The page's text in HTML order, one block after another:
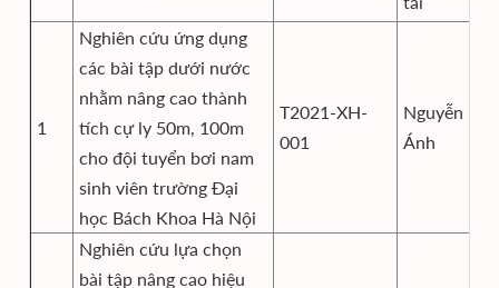
1
Nghiên cứu ứng dụng
các bài tập dưới nước
nhằm nâng cao thành
tích cự ly 50m, 100m
cho đội tuyển bơi nam
sinh viên trường Đại
học Bách Khoa Hà Nội
T2021-XH-
001
Nguyễn
Ánh
Nghiên cứu lựa chọn
bài tập nâng cao hiệu